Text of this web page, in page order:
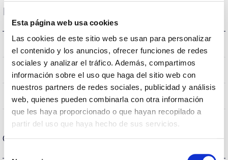
Esta página web usa cookies
Las cookies de este sitio web se usan para personalizar
el contenido y los anuncios, ofrecer funciones de redes
sociales y analizar el tráfico. Además, compartimos
información sobre el uso que haga del sitio web con
nuestros partners de redes sociales, publicidad y análisis
web, quienes pueden combinarla con otra información
que les haya proporcionado o que hayan recopilado a
partir del uso que haya hecho de sus servicios.
Dados ópticos
3000K
CRI Índice de repr. cromática
Angulo de abertura 100
Carcaça e Acabamento